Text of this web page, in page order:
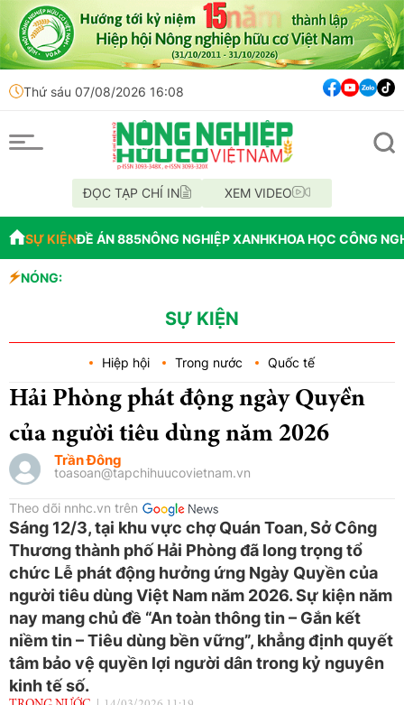
Thứ sáu 07/08/2026 16:08
ĐỌC TẠP CHÍ IN XEM VIDEO
SỰ KIỆNĐỀ ÁN 885NÔNG NGHIỆP XANHKHOA HỌC CÔNG
NÓNG:
SỰ KIỆN
Hiệp hội Trong nước Quốc tế
Hải Phòng phát động ngày Quyền
của người tiêu dùng năm 2026
Trần Đông
toasoan@tapchihuucovietnam.vn
Theo dõi nnhc.vn trên
Sáng 12/3, tại khu vực chợ Quán Toan, Sở Công
Thương thành phố Hải Phòng đã long trọng tổ
chức Lễ phát động hưởng ứng Ngày Quyền của
người tiêu dùng Việt Nam năm 2026. Sự kiện năm
nay mang chủ đề “An toàn thông tin – Gắn kết
niềm tin – Tiêu dùng bền vững”, khẳng định quyết
tâm bảo vệ quyền lợi người dân trong kỷ nguyên
kinh tế số.